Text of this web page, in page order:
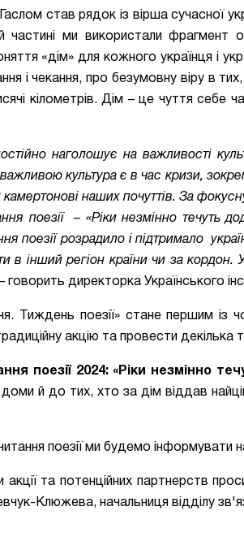
Гаслом став рядок із вірша сучасної
частині ми використали фрагмент
«дім» для кожного українця і
і чекання, про безумовну віру в
кілометрів. Дім – це чуття
наголошує на важливості
культура є в час кризи,
камертонові наших почуттів. За
поезії – «Ріки незмінно течуть
поезії розрадило і підтримало
в інший регіон країни чи за
говорить директорка Українського
Тиждень поезії» стане першим із
акцію та провести
поезії 2024: «Ріки незмінно
й до тих, хто за дім віддав
поезії ми будемо інформувати
акції та потенційних партнерств
Клюжева, начальниця відділу